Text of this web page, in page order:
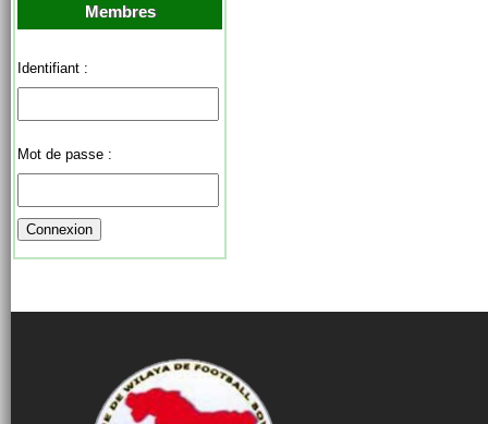
Membres
Identifiant :
Mot de passe :